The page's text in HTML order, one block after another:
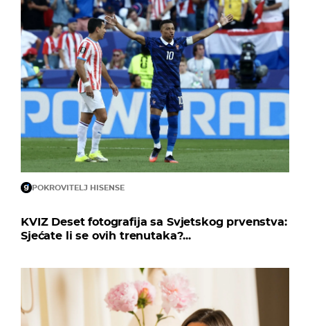
POKROVITELJ HISENSE
KVIZ Deset fotografija sa Svjetskog prvenstva:
Sjećate li se ovih trenutaka?...